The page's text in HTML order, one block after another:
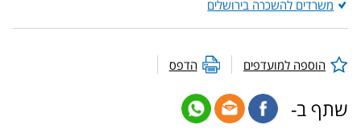
משרדים להשכרה בירושלים
הוספה למועדפים הדפס
שתף ב-